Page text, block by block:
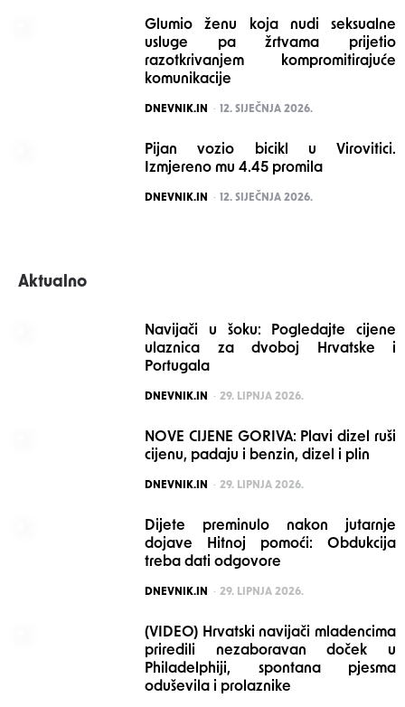
Glumio ženu koja nudi seksualne
usluge pa žrtvama prijetio
razotkrivanjem kompromitirajuće
komunikacije
POSTED
DNEVNIK.IN 12. SIJEČNJA 2026.
Pijan vozio bicikl u Virovitici.
Izmjereno mu 4.45 promila
POSTED
DNEVNIK.IN 12. SIJEČNJA 2026.
Aktualno
Navijači u šoku: Pogledajte cijene
ulaznica za dvoboj Hrvatske i
Portugala
POSTED
DNEVNIK.IN 29. LIPNJA 2026.
NOVE CIJENE GORIVA: Plavi dizel ruši
cijenu, padaju i benzin, dizel i plin
POSTED
DNEVNIK.IN 29. LIPNJA 2026.
Dijete preminulo nakon jutarnje
dojave Hitnoj pomoći: Obdukcija
treba dati odgovore
POSTED
DNEVNIK.IN 29. LIPNJA 2026.
(VIDEO) Hrvatski navijači mladencima
priredili nezaboravan doček u
Philadelphiji, spontana pjesma
oduševila i prolaznike